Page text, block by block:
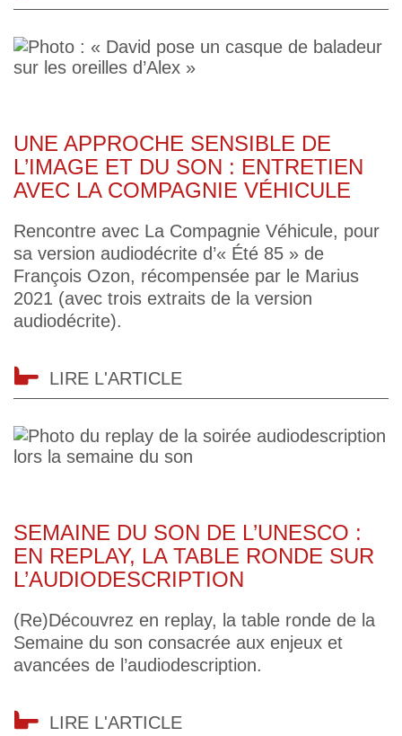
UNE APPROCHE SENSIBLE DE
L’IMAGE ET DU SON : ENTRETIEN
AVEC LA COMPAGNIE VÉHICULE
Rencontre avec La Compagnie Véhicule, pour
sa version audiodécrite d’« Été 85 » de
François Ozon, récompensée par le Marius
2021 (avec trois extraits de la version
audiodécrite).
LIRE L'ARTICLE
SEMAINE DU SON DE L’UNESCO :
EN REPLAY, LA TABLE RONDE SUR
L’AUDIODESCRIPTION
(Re)Découvrez en replay, la table ronde de la
Semaine du son consacrée aux enjeux et
avancées de l’audiodescription.
LIRE L'ARTICLE